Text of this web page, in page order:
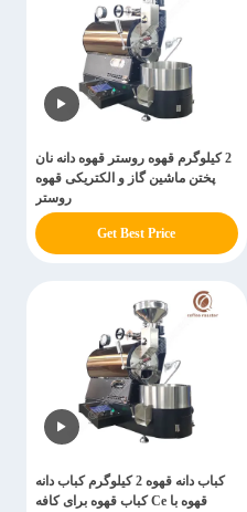
2 کیلوگرم قهوه روستر قهوه دانه نان
پختن ماشین گاز و الکتریکی قهوه
روستر
Get Best Price
کباب دانه قهوه 2 کیلوگرم کباب دانه
قهوه با Ce کباب قهوه برای کافه